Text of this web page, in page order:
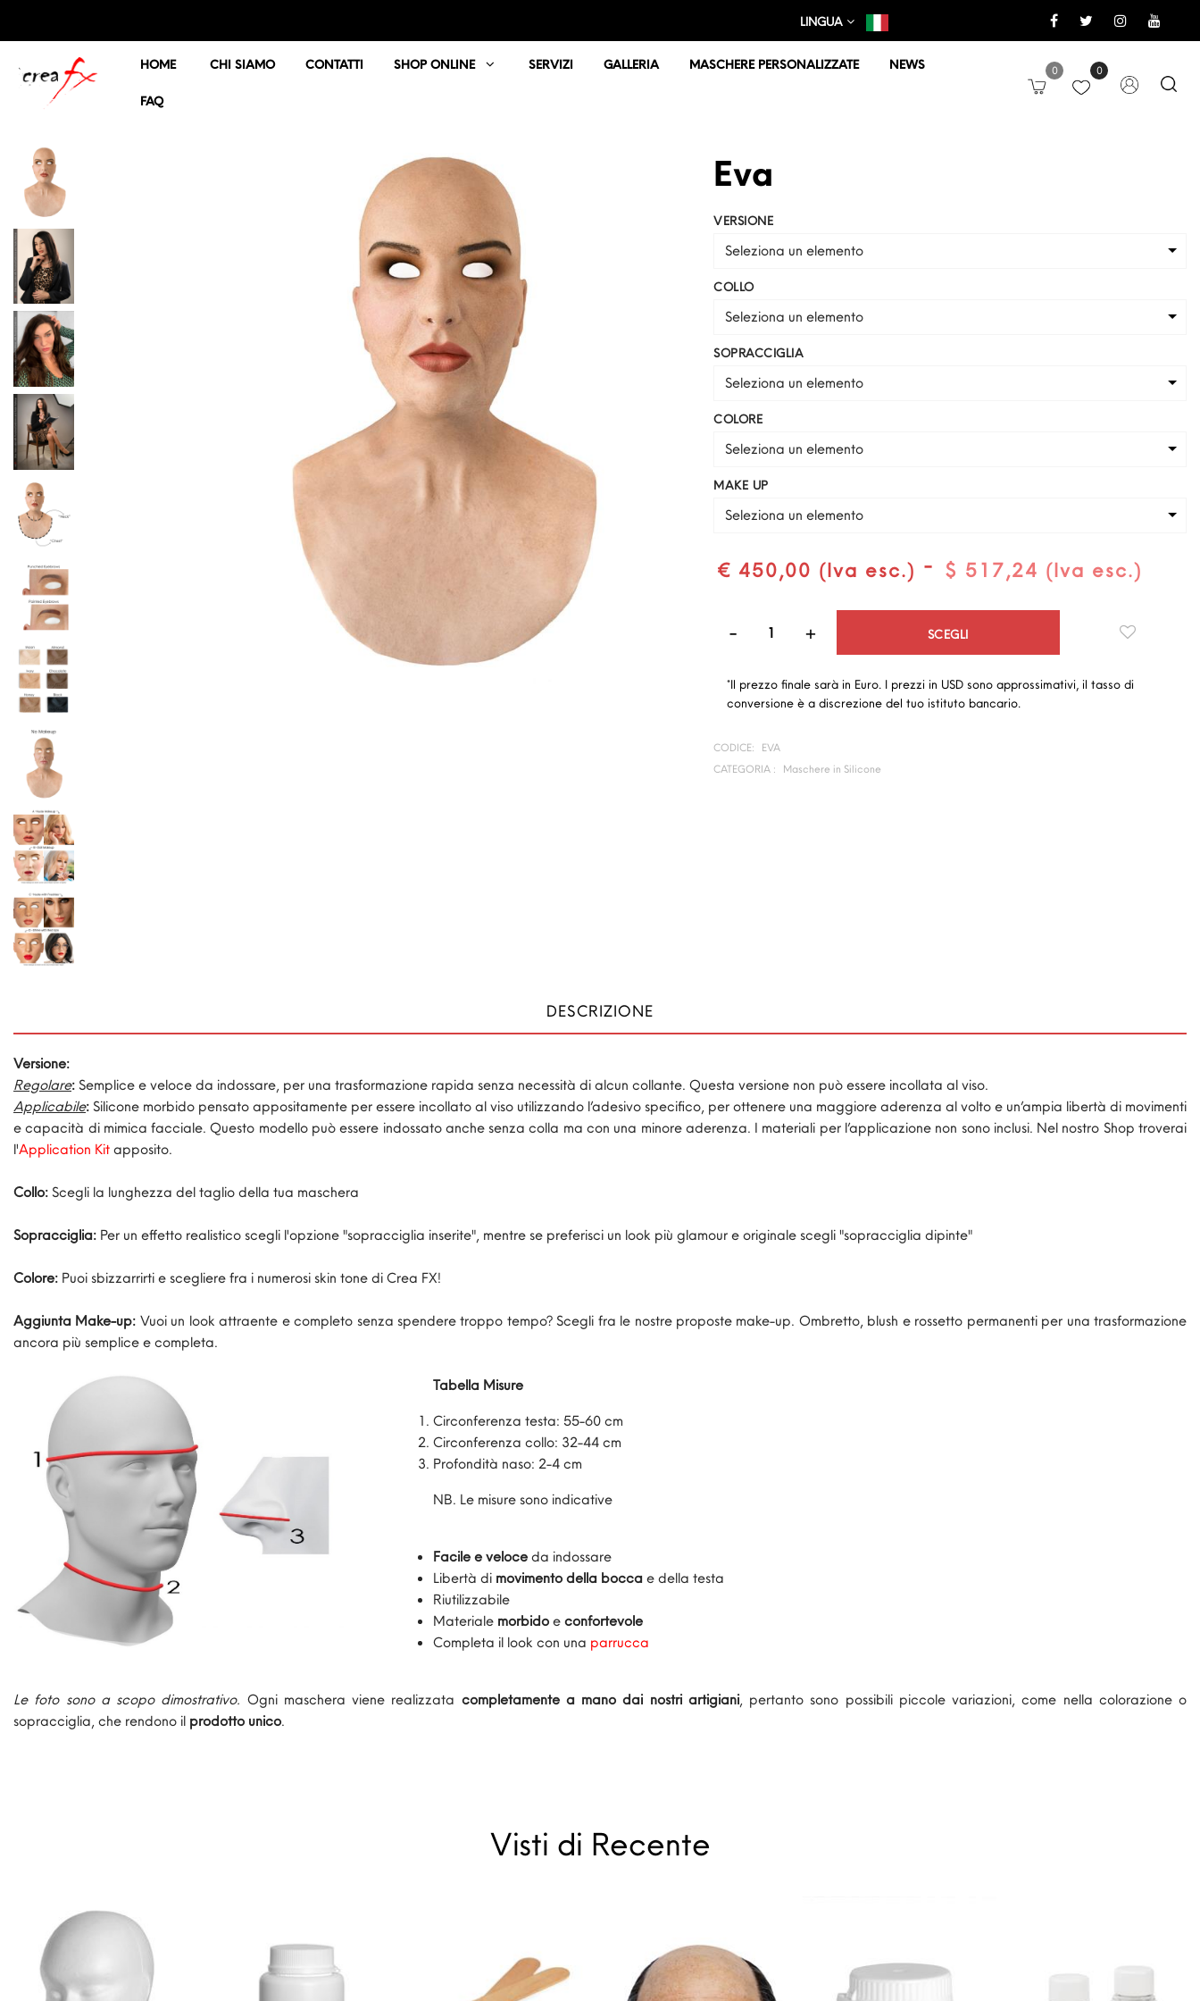
LINGUA
HOME CHI SIAMO CONTATTI SHOP ONLINE SERVIZI GALLERIA MASCHERE PERSONALIZZATE NEWS
FAQ
0 0
Eva
VERSIONE
Seleziona un elemento
COLLO
Seleziona un elemento
SOPRACCIGLIA
Seleziona un elemento
COLORE
Seleziona un elemento
MAKE UP
Seleziona un elemento
€ 450,00 (Iva esc.) - $ 517,24 (Iva esc.)
SCEGLI
*Il prezzo finale sarà in Euro. I prezzi in USD sono approssimativi, il tasso di
conversione è a discrezione del tuo istituto bancario.
CODICE:
EVA
CATEGORIA :
Maschere in Silicone
DESCRIZIONE
Versione:
Regolare: Semplice e veloce da indossare, per una trasformazione rapida senza necessità di alcun collante. Questa versione non può essere incollata al viso.
Applicabile: Silicone morbido pensato appositamente per essere incollato al viso utilizzando l’adesivo specifico, per ottenere una maggiore aderenza al volto e un’ampia libertà di movimenti
e capacità di mimica facciale. Questo modello può essere indossato anche senza colla ma con una minore aderenza. I materiali per l’applicazione non sono inclusi. Nel nostro Shop troverai
l'Application Kit apposito.
Collo: Scegli la lunghezza del taglio della tua maschera
Sopracciglia: Per un effetto realistico scegli l'opzione "sopracciglia inserite", mentre se preferisci un look più glamour e originale scegli "sopracciglia dipinte"
Colore: Puoi sbizzarrirti e scegliere fra i numerosi skin tone di Crea FX!
Aggiunta Make-up: Vuoi un look attraente e completo senza spendere troppo tempo? Scegli fra le nostre proposte make-up. Ombretto, blush e rossetto permanenti per una trasformazione
ancora più semplice e completa.
Tabella Misure
Circonferenza testa: 55-60 cm
Circonferenza collo: 32-44 cm
Profondità naso: 2-4 cm
NB. Le misure sono indicative
Facile e veloce da indossare
Libertà di movimento della bocca e della testa
Riutilizzabile
Materiale morbido e confortevole
Completa il look con una parrucca
Le foto sono a scopo dimostrativo. Ogni maschera viene realizzata completamente a mano dai nostri artigiani, pertanto sono possibili piccole variazioni, come nella colorazione o
sopracciglia, che rendono il prodotto unico.
Visti di Recente